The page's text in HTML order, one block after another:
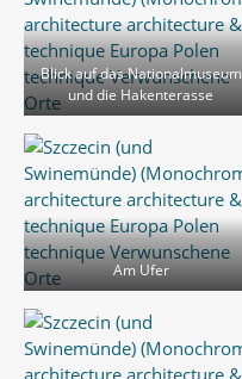
Blick auf das Nationalmuseum
und die Hakenterasse
Am Ufer